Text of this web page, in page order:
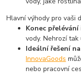
Hlavní výhody pro vaši
Konec přelévání
vody. Nehrozí
Ideální řešení
InnovaGoods
nebo pracovní